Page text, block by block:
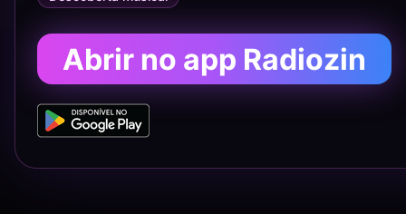
Abrir no app Radiozin